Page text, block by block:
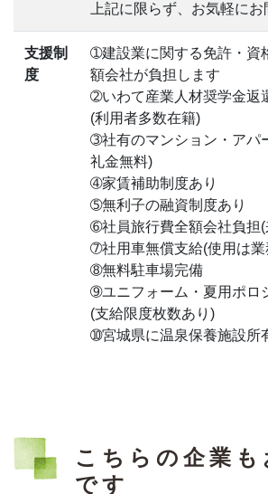
上記に限らず、お気軽にお
支援制
度
➀建設業に関する免許・資
額会社が負担します
➁いわて産業人材奨学金返
(利用者多数在籍)
➂社有のマンション・アパ
礼金無料)
➃家賃補助制度あり
➄無利子の融資制度あり
➅社員旅行費全額会社負担
➆社用車無償支給(使用は
➇無料駐車場完備
➈ユニフォーム・夏用ポロ
(支給限度枚数あり)
➉宮城県に温泉保養施設所
こちらの企業も
です